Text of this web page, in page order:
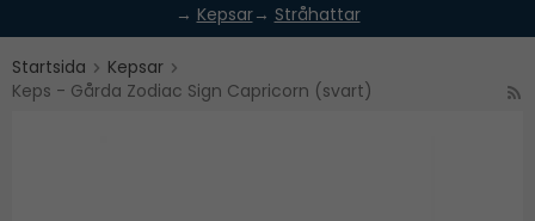
→ Kepsar→ Stråhattar
Startsida
Kepsar
Keps - Gårda Zodiac Sign Capricorn (svart)